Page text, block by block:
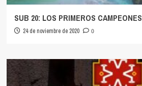
SUB 20: LOS PRIMEROS CAMPEONES
24 de noviembre de 2020 0